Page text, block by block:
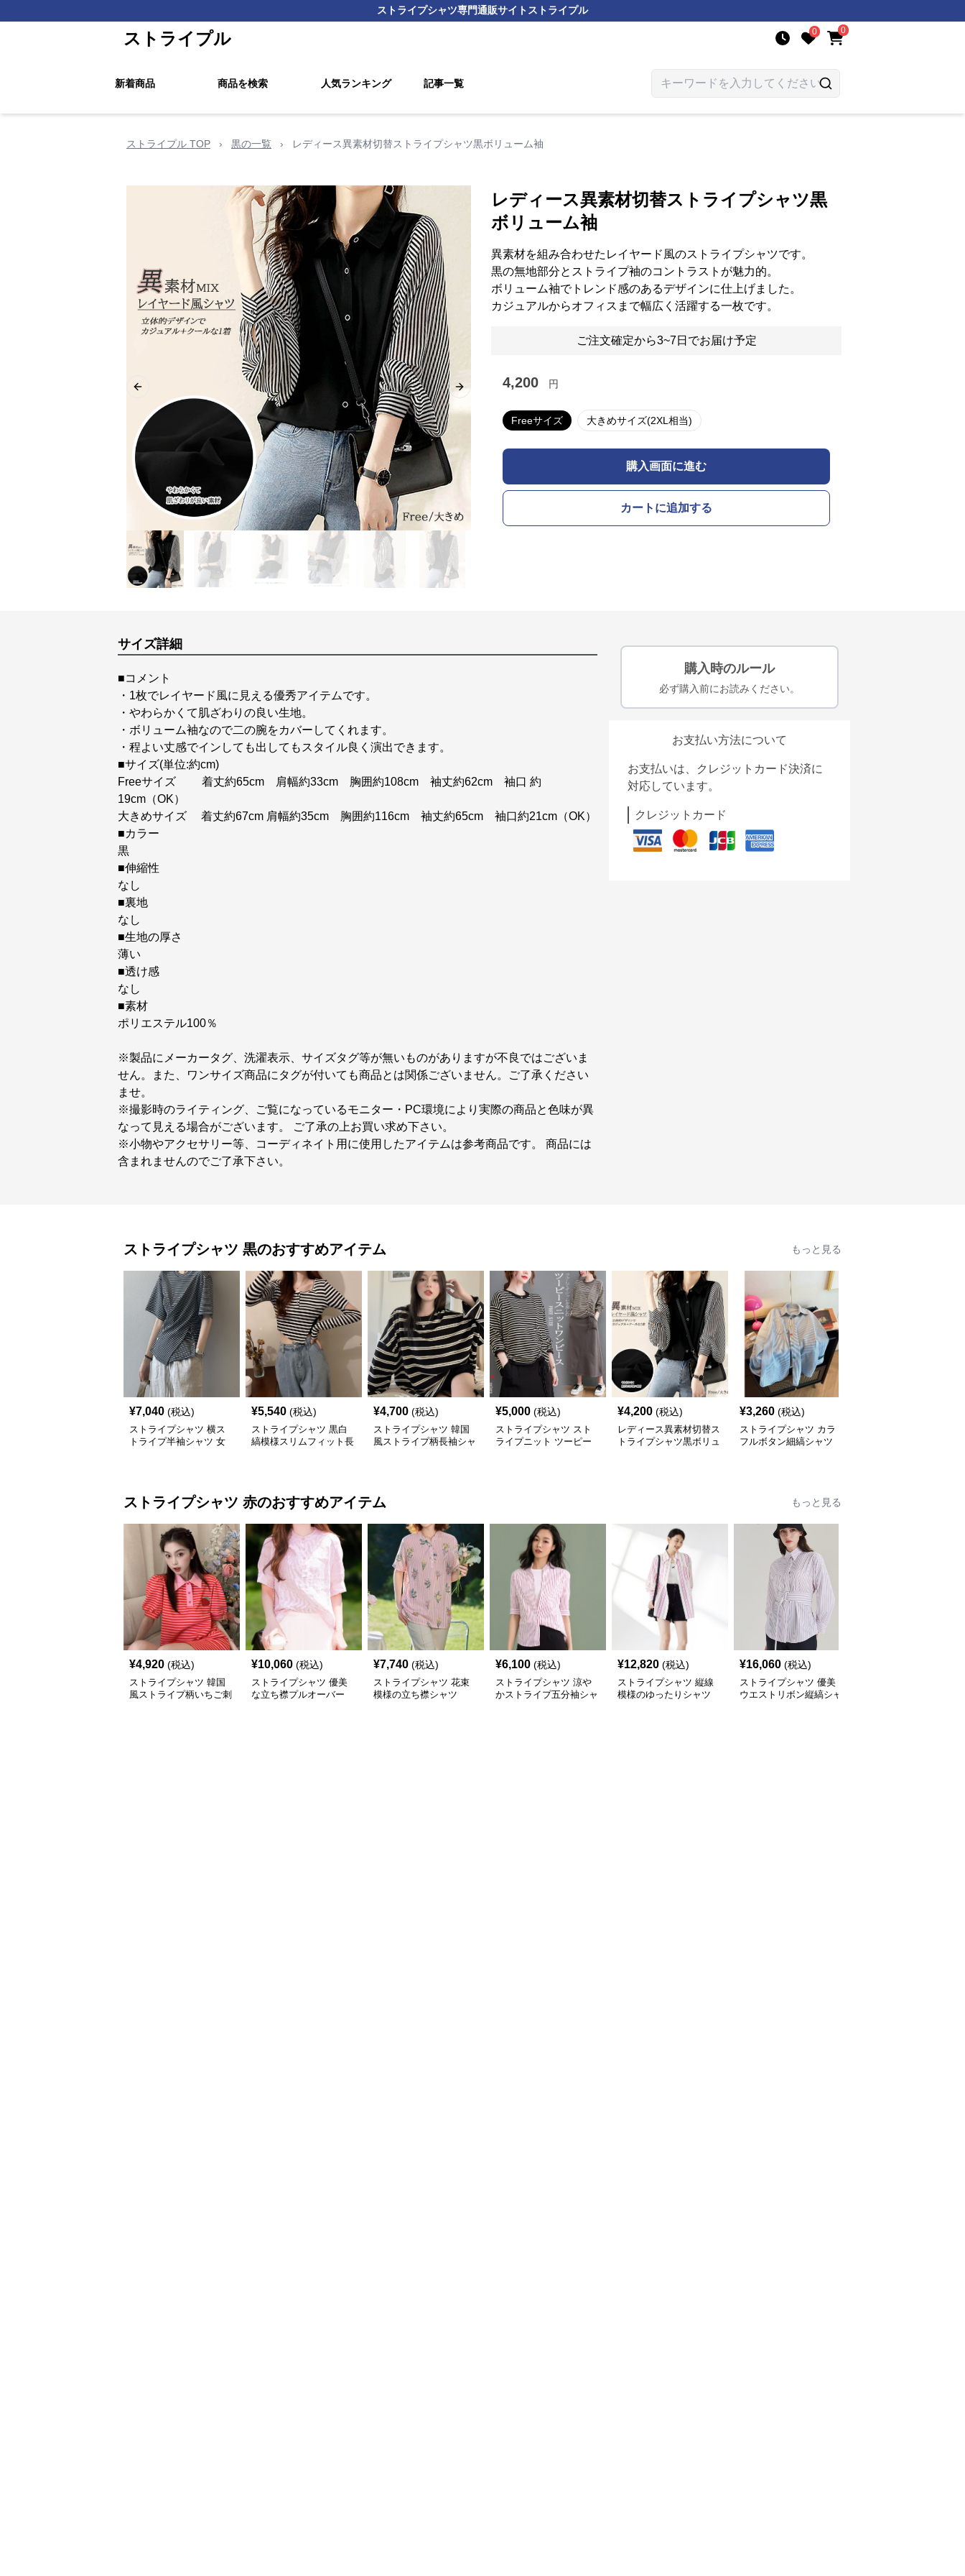
ストライプシャツ専門通販サイト ストライプル
ストライプル 0 0
新着商品 商品を検索 人気ランキング 記事一覧
ストライプル TOP › 黒の一覧 › レディース異素材切替ストライプシャツ黒ボリューム袖
Previous slide Next slide
レディース異素材切替ストライプシャツ黒
ボリューム袖
異素材を組み合わせたレイヤード風のストライプシャツです。
黒の無地部分とストライプ袖のコントラストが魅力的。
ボリューム袖でトレンド感のあるデザインに仕上げました。
カジュアルからオフィスまで幅広く活躍する一枚です。
ご注文確定から3~7日でお届け予定
4,200 円
Freeサイズ 大きめサイズ(2XL相当)
購入画面に進む
カートに追加する
サイズ詳細
■コメント
・1枚でレイヤード風に見える優秀アイテムです。
・やわらかくて肌ざわりの良い生地。
・ボリューム袖なので二の腕をカバーしてくれます。
・程よい丈感でインしても出してもスタイル良く演出できます。
■サイズ(単位:約cm)
Freeサイズ 着丈約65cm 肩幅約33cm 胸囲約108cm 袖丈約62cm 袖口 約
19cm（OK）
大きめサイズ 着丈約67cm 肩幅約35cm 胸囲約116cm 袖丈約65cm 袖口約21cm（OK）
■カラー
黒
■伸縮性
なし
■裏地
なし
■生地の厚さ
薄い
■透け感
なし
■素材
ポリエステル100％
※製品にメーカータグ、洗濯表示、サイズタグ等が無いものがありますが不良ではございま
せん。また、ワンサイズ商品にタグが付いても商品とは関係ございません。ご了承ください
ませ。
※撮影時のライティング、ご覧になっているモニター・PC環境により実際の商品と色味が異
なって見える場合がございます。 ご了承の上お買い求め下さい。
※小物やアクセサリー等、コーディネイト用に使用したアイテムは参考商品です。 商品には
含まれませんのでご了承下さい。
購入時のルール
必ず購入前にお読みください。
お支払い方法について
お支払いは、クレジットカード決済に
対応しています。
クレジットカード
ストライプシャツ 黒のおすすめアイテム もっと見る
¥7,040 (税込)
ストライプシャツ 横ス
トライプ半袖シャツ 女
¥5,540 (税込)
ストライプシャツ 黒白
縞模様スリムフィット長
¥4,700 (税込)
ストライプシャツ 韓国
風ストライプ柄長袖シャ
¥5,000 (税込)
ストライプシャツ スト
ライプニット ツーピー
¥4,200 (税込)
レディース異素材切替ス
トライプシャツ黒ボリュ
¥3,260 (税込)
ストライプシャツ カラ
フルボタン細縞シャツ
ストライプシャツ 赤のおすすめアイテム もっと見る
¥4,920 (税込)
ストライプシャツ 韓国
風ストライプ柄いちご刺
¥10,060 (税込)
ストライプシャツ 優美
な立ち襟プルオーバー
¥7,740 (税込)
ストライプシャツ 花束
模様の立ち襟シャツ
¥6,100 (税込)
ストライプシャツ 涼や
かストライプ五分袖シャ
¥12,820 (税込)
ストライプシャツ 縦線
模様のゆったりシャツ
¥16,060 (税込)
ストライプシャツ 優美
ウエストリボン縦縞シャ